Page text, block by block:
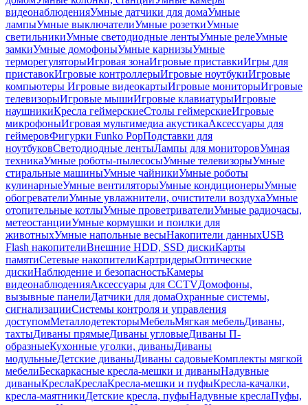
видеонаблюденияУмные датчики для домаУмные
лампыУмные выключателиУмные розеткиУмные
светильникиУмные светодиодные лентыУмные релеУмные
замкиУмные домофоныУмные карнизыУмные
терморегуляторыИгровая зонаИгровые приставкиИгры для
приставокИгровые контроллерыИгровые ноутбукиИгровые
компьютеры Игровые видеокартыИгровые мониторыИгровые
телевизорыИгровые мышиИгровые клавиатурыИгровые
наушникиКресла геймерскиеСтолы геймерскиеИгровые
микрофоныИгровая мультимедиа акустикаАксессуары для
геймеровФигурки Funko PopПодставки для
ноутбуковСветодиодные лентыЛампы для мониторовУмная
техникаУмные роботы-пылесосыУмные телевизорыУмные
стиральные машиныУмные чайникиУмные роботы
кулинарныеУмные вентиляторыУмные кондиционерыУмные
обогревателиУмные увлажнители, очистители воздухаУмные
отопительные котлыУмные проветривателиУмные радиочасы,
метеостанцииУмные кормушки и поилки для
животныхУмные напольные весыНакопители данныхUSB
Flash накопителиВнешние HDD, SSD дискиКарты
памятиСетевые накопителиКартридерыОптические
дискиНаблюдение и безопасностьКамеры
видеонаблюденияАксессуары для CCTVДомофоны,
вызывные панелиДатчики для домаОхранные системы,
сигнализацииСистемы контроля и управления
доступомМеталлодетекторыМебельМягкая мебельДиваны,
тахтыДиваны прямыеДиваны угловыеДиваны П-
образныеКухонные уголки, диваныДиваны
модульныеДетские диваныДиваны садовыеКомплекты мягкой
мебелиБескаркасные кресла-мешки и диваныНадувные
диваныКреслаКреслаКресла-мешки и пуфыКресла-качалки,
кресла-маятникиДетские кресла, пуфыНадувные креслаПуфы,